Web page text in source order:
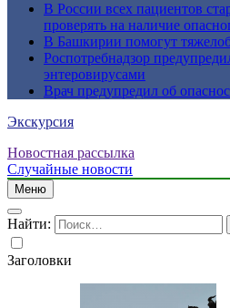
В России всех пациентов
проверять на наличие
В Башкирии помогут
Роспотребнадзор
энтеровирусами
Врач предупредил об
Экскурсия
Новостная рассылка
Случайные новости
Меню
Найти:
Заголовки